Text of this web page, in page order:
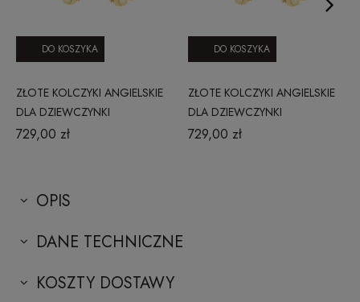
ZŁOTE KOLCZYKI ANGIELSKIE
DLA DZIEWCZYNKI
1205202330
729,00 zł
DO KOSZYKA
ZŁOTE KOLCZYKI ANGIELSKIE
DLA DZIEWCZYNKI
1205202331
729,00 zł
DO KOSZYKA
OPIS
DANE TECHNICZNE
KOSZTY DOSTAWY